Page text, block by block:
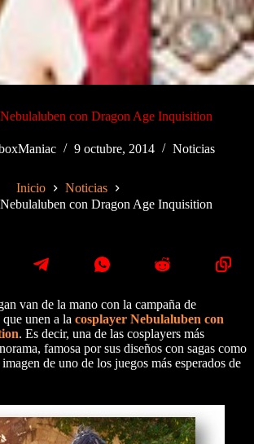
con Dragon Age Inquisition
9 octubre, 2014 Noticias
Inicio
Noticias
con Dragon Age Inquisition
van de la mano con la campaña de
que unen a la cosplayer Nebulaluben con
. Es decir, una de las cosplayers más
famosa por sus diseños con sagas como
imagen de uno de los juegos más esperados de